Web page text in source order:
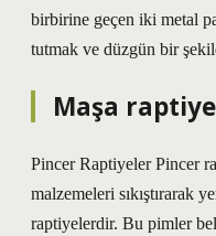
birbirine geçen iki metal
tutmak ve düzgün bir
Maşa
Pincer Raptiyeler Pincer
malzemeleri sıkıştırarak
raptiyelerdir. Bu pimler